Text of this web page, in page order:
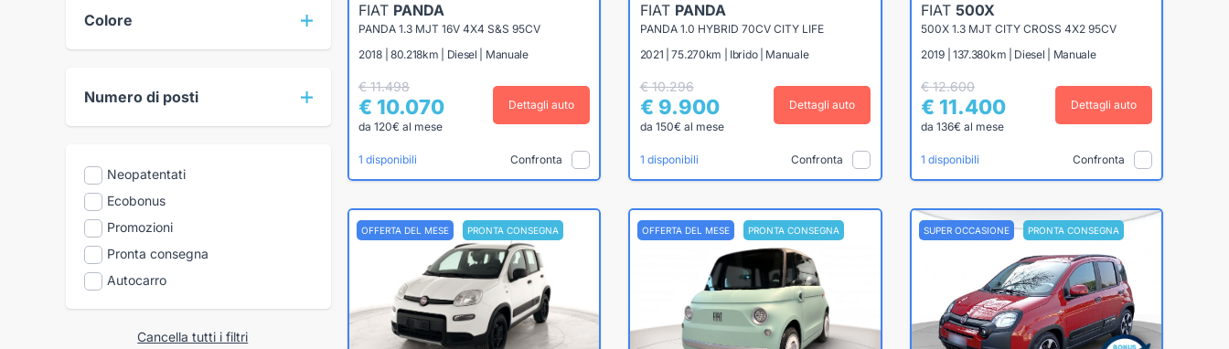
Colore
Numero di posti
Neopatentati
Ecobonus
Promozioni
Pronta consegna
Autocarro
Cancella tutti i filtri
FIAT PANDA
PANDA 1.3 MJT 16V 4X4 S&S 95CV
2018 | 80.218km | Diesel | Manuale
€ 11.498
€ 10.070
da 120€ al mese
Dettagli auto
1 disponibili Confronta
FIAT PANDA
PANDA 1.0 HYBRID 70CV CITY LIFE
2021 | 75.270km | Ibrido | Manuale
€ 10.296
€ 9.900
da 150€ al mese
Dettagli auto
1 disponibili Confronta
FIAT 500X
500X 1.3 MJT CITY CROSS 4X2 95CV
2019 | 137.380km | Diesel | Manuale
€ 12.600
€ 11.400
da 136€ al mese
Dettagli auto
1 disponibili Confronta
OFFERTA DEL MESE PRONTA CONSEGNA OFFERTA DEL MESE PRONTA CONSEGNA SUPER OCCASIONE PRONTA CONSEGNA